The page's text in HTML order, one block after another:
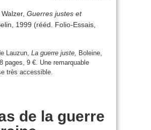
Guerres justes et
1999 (rééd. Folio-Essais,
Lauzun, La guerre juste, Boleine,
pages, 9 €. Une remarquable
très accessible.
de la guerre